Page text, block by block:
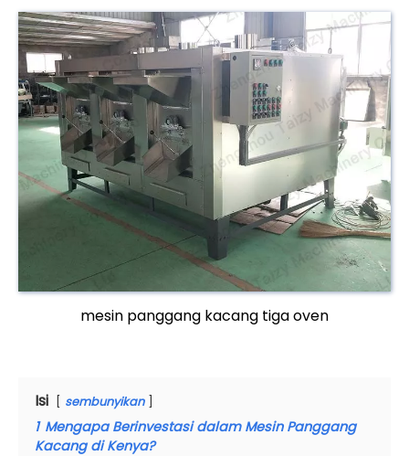
mesin panggang kacang tiga oven
Isi sembunyikan
1 Mengapa Berinvestasi dalam Mesin Panggang
Kacang di Kenya?